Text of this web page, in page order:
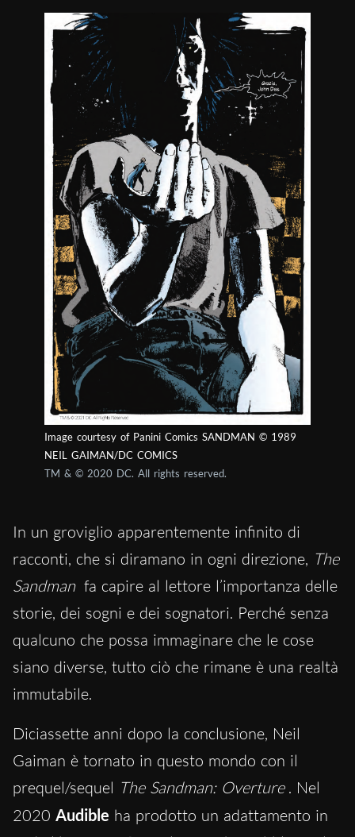
Image courtesy of Panini Comics SANDMAN © 1989
NEIL GAIMAN/DC COMICS
TM & © 2020 DC. All rights reserved.
In un groviglio apparentemente infinito di
racconti, che si diramano in ogni direzione, The
Sandman fa capire al lettore l’importanza delle
storie, dei sogni e dei sognatori. Perché senza
qualcuno che possa immaginare che le cose
siano diverse, tutto ciò che rimane è una realtà
immutabile.
Diciassette anni dopo la conclusione, Neil
Gaiman è tornato in questo mondo con il
prequel/sequel The Sandman: Overture . Nel
2020 Audible ha prodotto un adattamento in